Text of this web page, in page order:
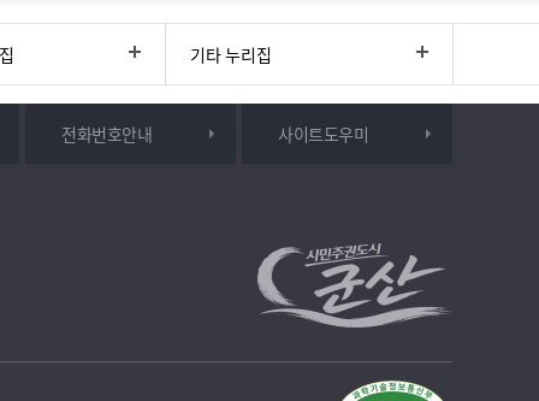
기타 누리집
전화번호안내 사이트도우미